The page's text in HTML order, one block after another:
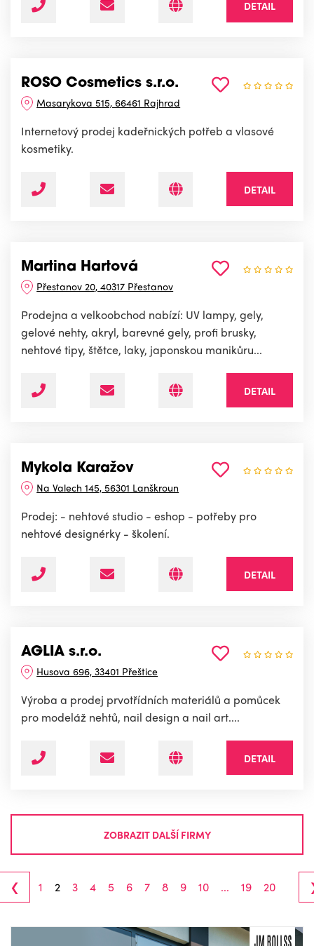
DETAIL
ROSO Cosmetics s.r.o.
Masarykova 515, 66461 Rajhrad
Internetový prodej kadeřnických potřeb a vlasové
kosmetiky.
DETAIL
Martina Hartová
Přestanov 20, 40317 Přestanov
Prodejna a velkoobchod nabízí: UV lampy, gely,
gelové nehty, akryl, barevné gely, profi brusky,
nehtové tipy, štětce, laky, japonskou manikůru...
DETAIL
Mykola Karažov
Na Valech 145, 56301 Lanškroun
Prodej: - nehtové studio - eshop - potřeby pro
nehtové designérky - školení.
DETAIL
AGLIA s.r.o.
Husova 696, 33401 Přeštice
Výroba a prodej prvotřídních materiálů a pomůcek
pro modeláž nehtů, nail design a nail art....
DETAIL
ZOBRAZIT DALŠÍ FIRMY
‹ 1 2 3 4 5 6 7 8 9 10 ... 19 20